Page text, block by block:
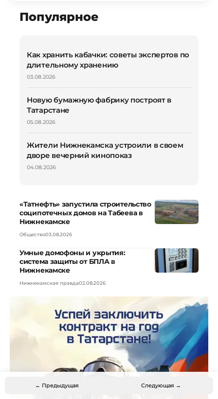
← Предыдущая Следующая →
Популярное
Как хранить кабачки: советы экспертов по
длительному хранению
03.08.2026
Новую бумажную фабрику построят в
Татарстане
05.08.2026
Жители Нижнекамска устроили в своем
дворе вечерний кинопоказ
04.08.2026
«Татнефть» запустила строительство
соципотечных домов на Табеева в
Нижнекамске
Общество03.08.2026
Умные домофоны и укрытия:
система защиты от БПЛА в
Нижнекамске
Нижнекамская правда02.08.2026